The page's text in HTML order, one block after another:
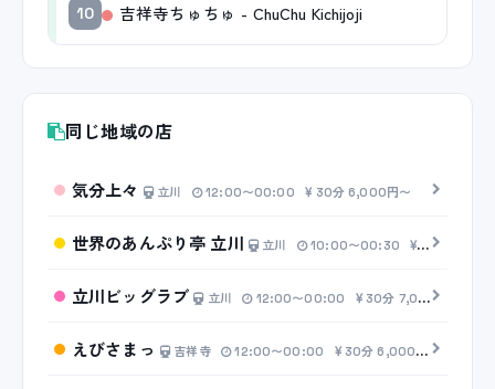
10 吉祥寺ちゅちゅ - ChuChu Kichijoji
同じ地域の店
気分上々 立川 12:00〜00:00 30分 6,000円〜
世界のあんぷり亭 立川 立川 10:00〜00:30 20分 2,500
立川ビッグラブ 立川 12:00〜00:00 30分 7,000円〜
えびさまっ 吉祥寺 12:00〜00:00 30分 6,000円〜